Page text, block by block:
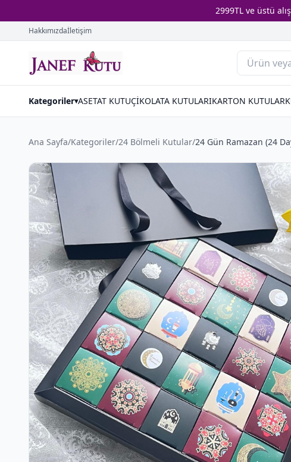
2999TL ve üstü
Hakkımızdaİletişim
Kategoriler▾ASETAT KUTUÇİKOLATA KUTULARIKARTON KUTULAR
Ana Sayfa/Kategoriler/24 Bölmeli Kutular/24 Gün Ramazan (24